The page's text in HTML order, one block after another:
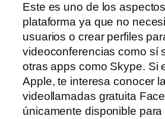
Este es uno de los
plataforma ya que no
usuarios o crear perfiles
videoconferencias como sí
otras apps como Skype. Si
Apple, te interesa conocer
videollamadas gratuita
únicamente disponible